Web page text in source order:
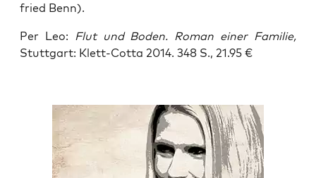
fried Benn).
Per Leo: Flut und Boden. Roman einer Fami­lie,
Stutt­gart: Klett-Cot­ta 2014. 348 S., 21.95 €